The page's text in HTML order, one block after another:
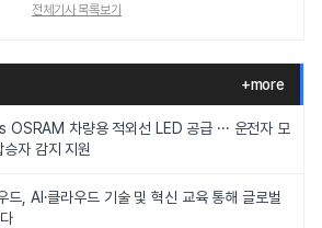
전체기사 목록보기
+more
OSRAM 차량용 적외선 LED 공급 ··· 운전자 모
자 감지 지원
드, AI·클라우드 기술 및 혁신 교육 통해 글로벌